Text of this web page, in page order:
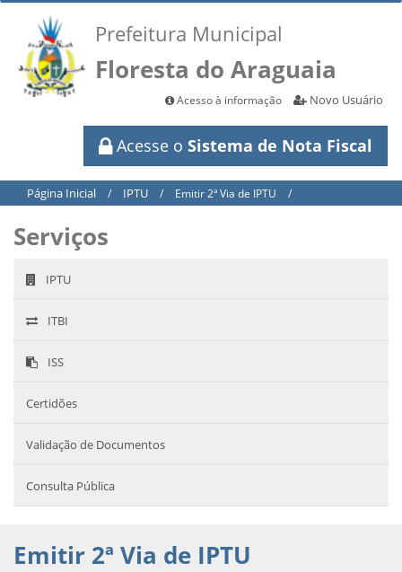
Prefeitura Municipal
Floresta do Araguaia
Acesso à informação Novo Usuário
Acesse o Sistema de Nota Fiscal
Página Inicial / IPTU / Emitir 2ª Via de IPTU /
Serviços
IPTU
ITBI
ISS
Certidões
Validação de Documentos
Consulta Pública
Emitir 2ª Via de IPTU